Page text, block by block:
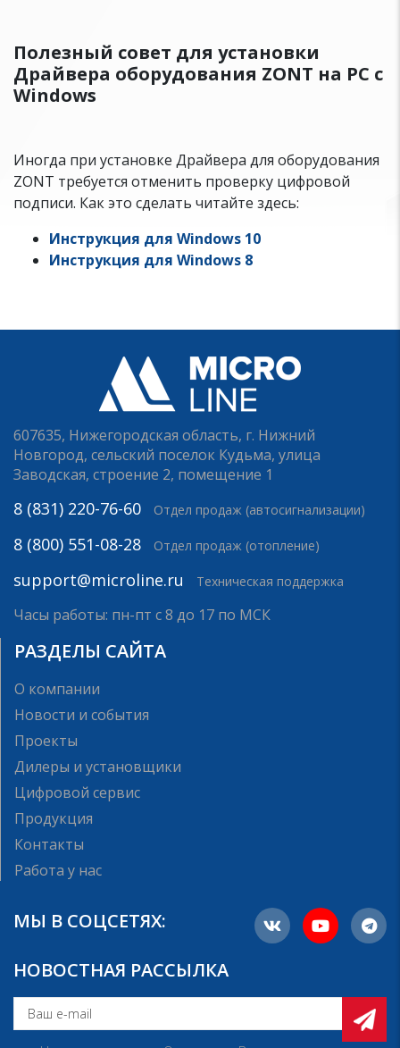
Полезный совет для установки
Драйвера оборудования ZONT на РС с
Windows
Иногда при установке Драйвера для оборудования
ZONT требуется отменить проверку цифровой
подписи. Как это сделать читайте здесь:
Инструкция для Windows 10
Инструкция для Windows 8
607635, Нижегородская область, г. Нижний
Новгород, сельский поселок Кудьма, улица
Заводская, строение 2, помещение 1
8 (831) 220-76-60 Отдел продаж (автосигнализации)
8 (800) 551-08-28 Отдел продаж (отопление)
support@microline.ru Техническая поддержка
Часы работы: пн-пт с 8 до 17 по МСК
РАЗДЕЛЫ САЙТА
О компании
Новости и события
Проекты
Дилеры и установщики
Цифровой сервис
Продукция
Контакты
Работа у нас
МЫ В СОЦСЕТЯХ:
НОВОСТНАЯ РАССЫЛКА